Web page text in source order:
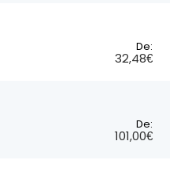
De:
32,48€
De:
101,00€